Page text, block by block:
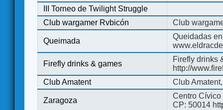
III Torneo de Twilight Struggle
Club wargamer Rvbicón
Club
Queimada
Queidadas
Firefly drinks & games
Firefly drinks
http://
Club Amatent
Club
Zaragoza
Centro Cívico
CP: 50014